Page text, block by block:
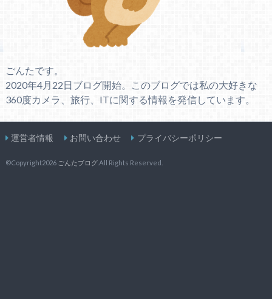
ごんたです。
2020年4月22日ブログ開始。このブログでは私の大好きな
360度カメラ、旅行、ITに関する情報を発信しています。
運営者情報 お問い合わせ プライバシーポリシー
©Copyright2026 ごんたブログ.All Rights Reserved.